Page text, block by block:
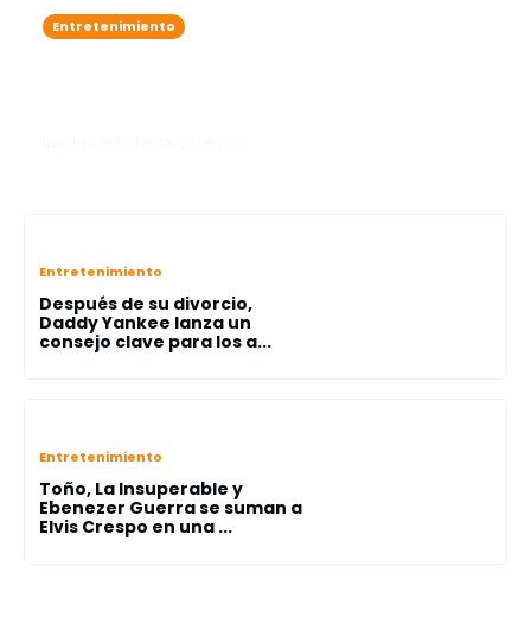
Entretenimiento
Entretenimiento
Después de su divorcio,
Daddy Yankee lanza un
consejo clave para los a...
Entretenimiento
Toño, La Insuperable y
Ebenezer Guerra se suman a
Elvis Crespo en una ...